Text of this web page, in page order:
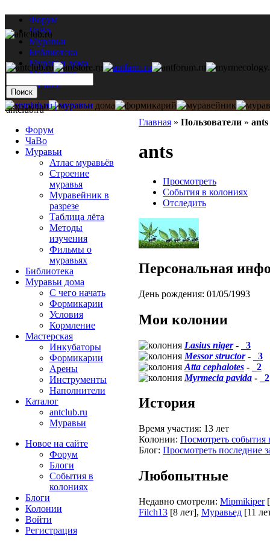
Форум
ЧаВо
Муравьи
Библиотека
Муравьи дома
Мастерская
Каталог
Главная » Пользователи » ants
ants
Просмотреть
События в колониях
Отследить
Персональная
День рождения: 01/05/1993
Мои колонии
Lasius niger-
_3
Messor structor-
_3
Atta cephalotes -
_2
Myrmecia pavida - _2
История
Время участия: 13 лет
Колонии: Посмотреть события
Блог: Просмотреть последние
Любопытные
Недавно смотрели: Mipmikiper
Filch13 [8 лет], Муравьед [11
antclub.ru
Форум
ЧаВо
Муравьи
Атлас муравьёв
Строение
муравья
Муравейник в
разрезе
Таблица лёта
Методы
изучения
Фильмы о
муравьях
Библиотека
Муравьи дома
С чего начать
Формикарии
Условия
Кормление
Мастерская
Инкубаторы
Формикарии
Арены
Инструменты
Наполнители
Каталог
antclub.ru
Муравьи
Новое на сайте
Форум
Блоги
События в
колониях
Блоги
Колонии
Войти
Peгиcтpaция